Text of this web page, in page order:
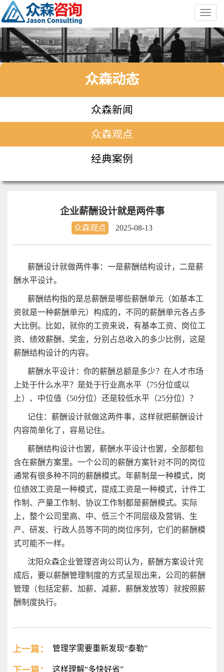
众森动态
众森新闻
众森观点
经典案例
企业薪酬设计就是两件事
众森观点 2025-08-13
薪酬设计就做两件事：一是薪酬结构设计，二是薪
酬水平设计。
薪酬结构指的是总薪酬是哪些薪酬单元（如基本工
资就是一种薪酬单元）构成的，不同的薪酬单元各占多
大比例。比如，就你的工资来说，有基本工资、岗位工
资、绩效薪酬、奖金，分别占总收入的多少比例，这是
薪酬结构设计的内容。
薪酬水平设计：你的薪酬总额是多少？在人才市场
上处于什么水平？是处于行业高水平（75分位或以
上）、中位值（50分位）还是较低水平（25分位）？
记住：薪酬设计就做这两件事，这样就把薪酬设计
内容简单化了，容易记住。
薪酬结构设计也罢，薪酬水平设计也罢，全部都包
含在薪酬方案里。一个公司的薪酬方案针对不同的岗位
通常有很多种不同的薪酬模式。年薪制是一种模式，岗
位绩效工资是一种模式，提成工资是一种模式，计件工
作制、产量工作制、协议工作制都是薪酬模式。实际
上，整个公司里高、中、低三个不同层级及营销、生
产、研发、行政人员等不同的岗位序列，它们的薪酬模
式可能不一样。
沈阳众森企业管理咨询公司认为，薪酬方案设计完
成后，要以薪酬管理制度的方式呈现出来，公司的薪酬
管理（包括定薪、加薪、减薪、薪酬发放等）就按照薪
酬制度执行。
上一篇： 管理学需要重新发现“泰勒”
这样理解“多快好省”